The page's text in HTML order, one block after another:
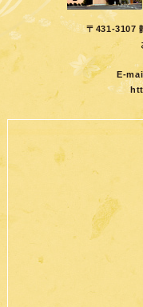
〒431-3107
E-